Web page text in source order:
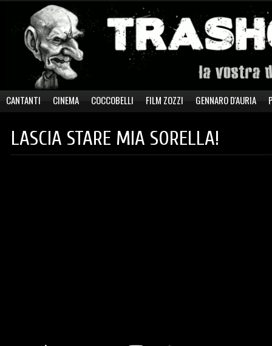
CANTANTI CINEMA COCCOBELLI FILM ZOZZI GENNARO D'AURIA
LASCIA STARE MIA SORELLA!